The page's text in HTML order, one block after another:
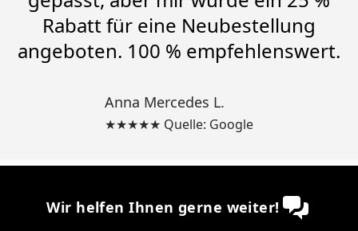
Rabatt für eine Neubestellung
angeboten. 100 % empfehlenswert.
Anna Mercedes L.
★★★★★ Quelle: Google
Wir helfen Ihnen gerne weiter!